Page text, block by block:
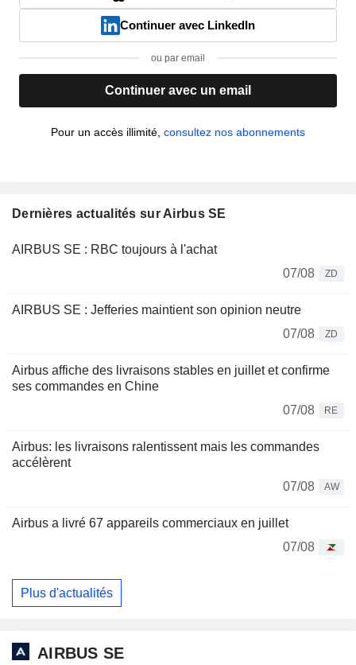
Continuer avec LinkedIn
ou par email
Continuer avec un email
Pour un accès illimité, consultez nos abonnements
Dernières actualités sur Airbus SE
AIRBUS SE : RBC toujours à l'achat
07/08
ZD
AIRBUS SE : Jefferies maintient son opinion neutre
07/08
ZD
Airbus affiche des livraisons stables en juillet et confirme
ses commandes en Chine
07/08
RE
Airbus: les livraisons ralentissent mais les commandes
accélèrent
07/08
AW
Airbus a livré 67 appareils commerciaux en juillet
07/08
Plus d'actualités
AIRBUS SE